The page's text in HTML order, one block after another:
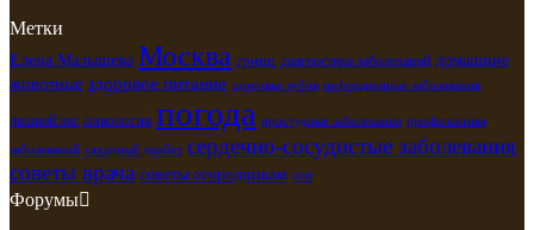
Метки
Елена Малышева Москва грипп диагностика заболеваний домашние
животные здоровое питание здоровье зубов инфекционные заболевания
лишний вес онкология погода простудные заболевания профилактика
заболеваний сахарный диабет сердечно-сосудистые заболевания
советы врача советы огородникам сон
Форумы